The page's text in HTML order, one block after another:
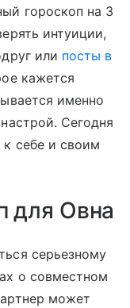
гороскоп на 3
интуиции,
или посты в
кажется
именно
Сегодня
себе и своим
для Овна
серьезному
о совместном
может